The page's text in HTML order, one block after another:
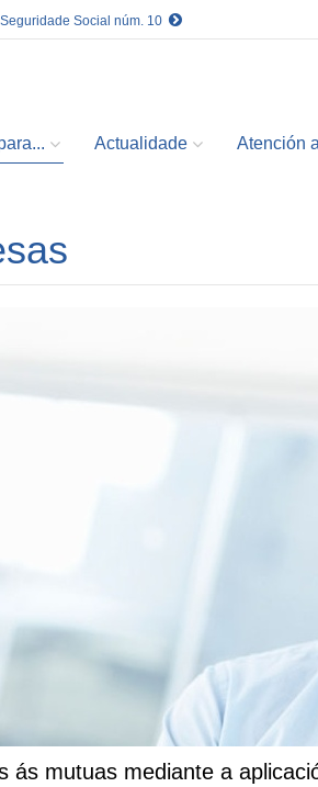
Social núm. 10
Actualidade Atención
ás mutuas mediante a